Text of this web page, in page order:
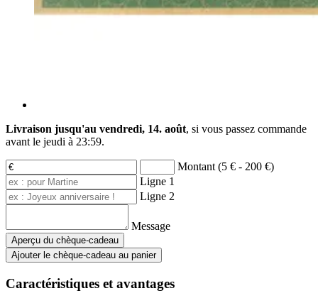
Livraison jusqu'au vendredi, 14. août, si vous passez commande
avant le jeudi à 23:59.
Montant (5 € - 200 €)
Ligne 1
Ligne 2
Message
Aperçu du chèque-cadeau
Ajouter le chèque-cadeau au panier
Caractéristiques et avantages